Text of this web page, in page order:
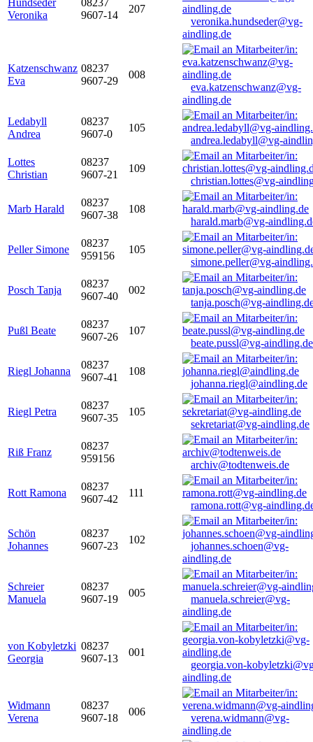
Hundseder
Veronika
08237
9607-14
207
veronika.hundseder@vg-
aindling.de
Katzenschwanz
Eva
08237
9607-29
008
eva.katzenschwanz@vg-
aindling.de
Ledabyll
Andrea
08237
9607-0
105
andrea.ledabyll@vg-
Lottes
Christian
08237
9607-21
109
christian.lottes@vg-
Marb Harald
08237
9607-38
108
harald.marb@vg-
Peller Simone
08237
959156
105
simone.peller@vg-
Posch Tanja
08237
9607-40
002
tanja.posch@vg-
Pußl Beate
08237
9607-26
107
beate.pussl@vg-aindling.de
Riegl Johanna
08237
9607-41
108
johanna.riegl@aindling.de
Riegl Petra
08237
9607-35
105
sekretariat@vg-aindling.de
Riß Franz
08237
959156
archiv@todtenweis.de
Rott Ramona
08237
9607-42
111
ramona.rott@vg-
Schön
Johannes
08237
9607-23
102
johannes.schoen@vg-
aindling.de
Schreier
Manuela
08237
9607-19
005
manuela.schreier@vg-
aindling.de
von Kobyletzki
Georgia
08237
9607-13
001
georgia.von-
aindling.de
Widmann
Verena
08237
9607-18
006
verena.widmann@vg-
aindling.de